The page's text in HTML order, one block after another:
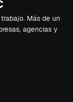
Más de un
agencias y